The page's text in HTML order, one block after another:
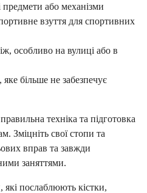
предмети або механізми
взуття для спортивних
особливо на вулиці або в
яке більше не забезпечує
техніка та підготовка
Зміцніть свої стопи та
вправ та завжди
заняттями.
послаблюють кістки,